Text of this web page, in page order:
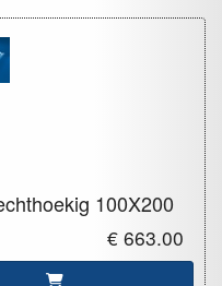
100X200
€ 663.00